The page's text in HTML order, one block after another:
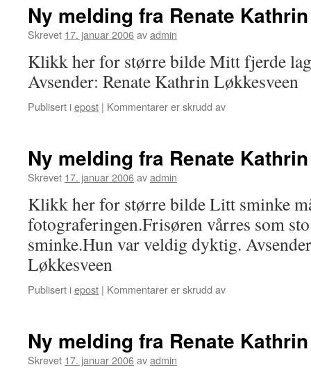
Renate
Ny melding fra Renate
Skrevet 17. januar 2006avadmin
Klikk her for større bilde Mitt fjerde
Avsender: Renate Kathrin Løkkesveen
Publisert iepost | Kommentarer er skrudd av
Renate
Ny melding fra Renate
Skrevet 17. januar 2006avadmin
Klikk her for større bilde Litt sminke
fotograferingen.Frisøren vårres som
sminke.Hun var veldig dyktig.
Løkkesveen
Publisert iepost | Kommentarer er skrudd av
Renate
Ny melding fra Renate
Skrevet 17. januar 2006avadmin